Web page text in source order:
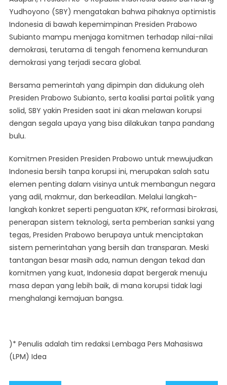
Yudhoyono (SBY) mengatakan bahwa pihaknya optimistis
Indonesia di bawah kepemimpinan Presiden Prabowo
Subianto mampu menjaga komitmen terhadap nilai-nilai
demokrasi, terutama di tengah fenomena kemunduran
demokrasi yang terjadi secara global.
Bersama pemerintah yang dipimpin dan didukung oleh
Presiden Prabowo Subianto, serta koalisi partai politik yang
solid, SBY yakin Presiden saat ini akan melawan korupsi
dengan segala upaya yang bisa dilakukan tanpa pandang
bulu.
Komitmen Presiden Presiden Prabowo untuk mewujudkan
Indonesia bersih tanpa korupsi ini, merupakan salah satu
elemen penting dalam visinya untuk membangun negara
yang adil, makmur, dan berkeadilan. Melalui langkah-
langkah konkret seperti penguatan KPK, reformasi birokrasi,
penerapan sistem teknologi, serta pemberian sanksi yang
tegas, Presiden Prabowo berupaya untuk menciptakan
sistem pemerintahan yang bersih dan transparan. Meski
tantangan besar masih ada, namun dengan tekad dan
komitmen yang kuat, Indonesia dapat bergerak menuju
masa depan yang lebih baik, di mana korupsi tidak lagi
menghalangi kemajuan bangsa.
)* Penulis adalah tim redaksi Lembaga Pers Mahasiswa
(LPM) Idea